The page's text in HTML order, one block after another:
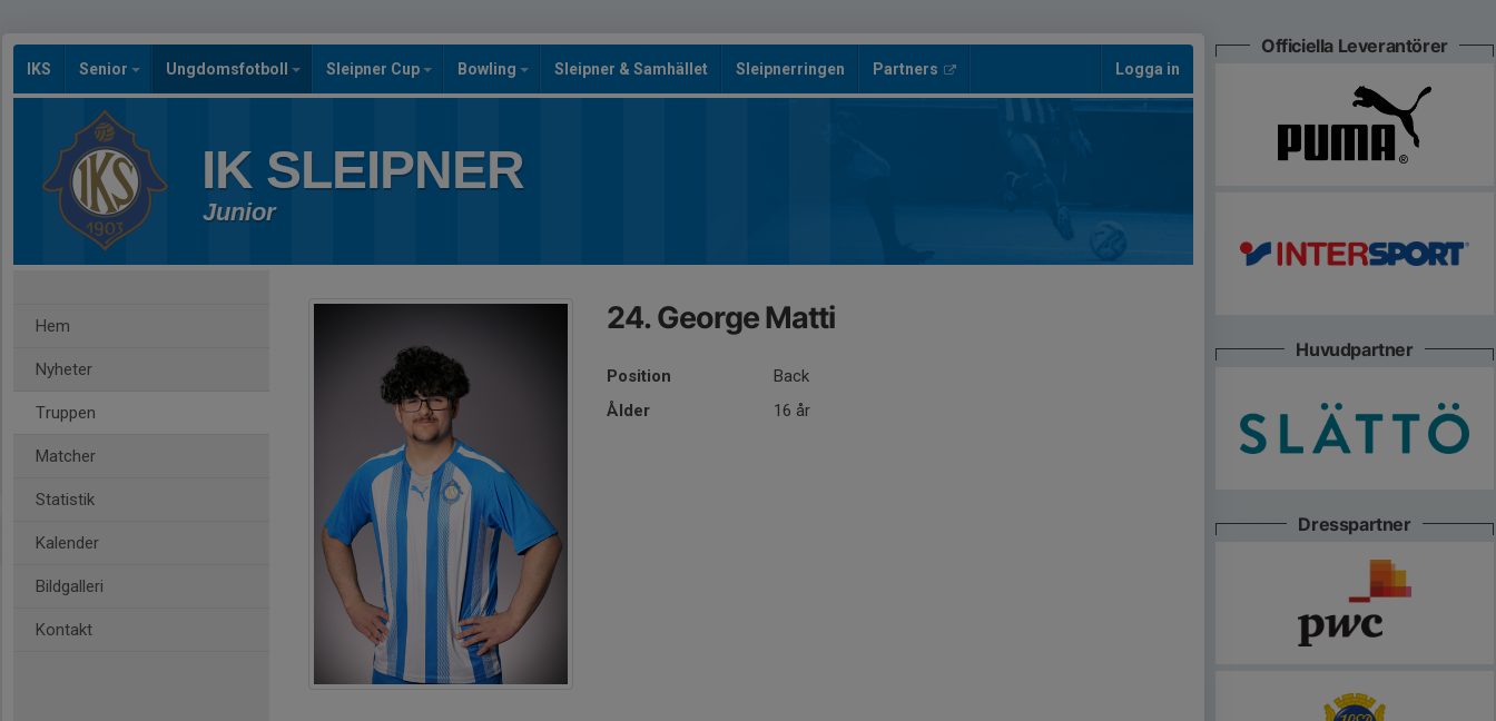
IKS Senior Ungdomsfotboll Sleipner Cup Bowling Sleipner & Samhället Sleipnerringen Partners Logga in
IK SLEIPNER
Junior
Hem
Nyheter
Truppen
Matcher
Statistik
Kalender
Bildgalleri
Kontakt
24. George Matti
Position
Back
Ålder
16 år
Officiella Leverantörer
Huvudpartner
Dresspartner